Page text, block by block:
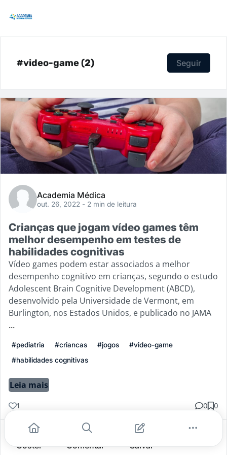
#video-game (2) Seguir
Academia Médica
out. 26, 2022 - 2 min de leitura
Crianças que jogam vídeo games têm
melhor desempenho em testes de
habilidades cognitivas
Vídeo games podem estar associados a melhor
desempenho cognitivo em crianças, segundo o estudo
Adolescent Brain Cognitive Development (ABCD),
desenvolvido pela Universidade de Vermont, em
Burlington, nos Estados Unidos, e publicado no JAMA
...
#pediatria #criancas #jogos
#video-game
#habilidades cognitivas
Leia mais
1 0 0
Gostei Comentar Salvar